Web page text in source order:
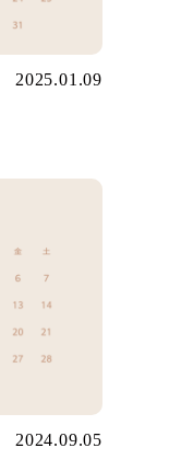
2025.01.09
2024.09.05